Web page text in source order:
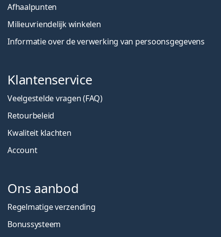
Afhaalpunten
Milieuvriendelijk winkelen
Informatie over de verwerking van persoonsgegevens
Klantenservice
Veelgestelde vragen (FAQ)
Retourbeleid
Kwaliteit klachten
Account
Ons aanbod
Regelmatige verzending
Bonussysteem